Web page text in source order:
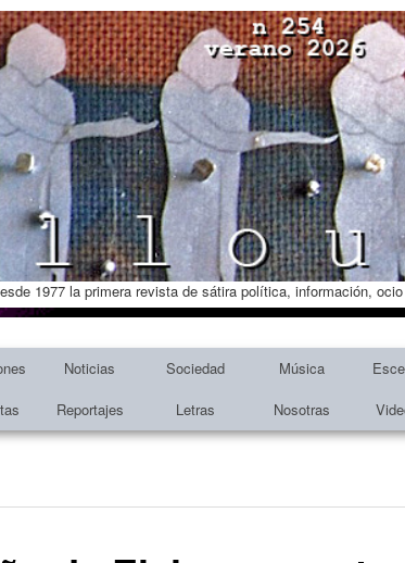
1977 la primera revista de sátira política, información,
Noticias Sociedad Música
Reportajes Letras Nosotras